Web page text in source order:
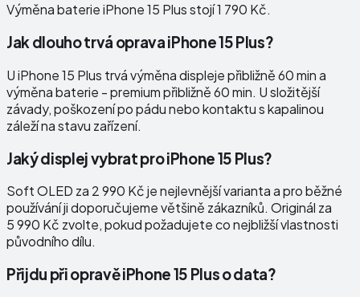
Výměna baterie iPhone 15 Plus stojí 1 790 Kč.
Jak dlouho trvá oprava iPhone 15 Plus?
U iPhone 15 Plus trvá výměna displeje přibližně 60 min a
výměna baterie - premium přibližně 60 min. U složitější
závady, poškození po pádu nebo kontaktu s kapalinou
záleží na stavu zařízení.
Jaký displej vybrat pro iPhone 15 Plus?
Soft OLED za 2 990 Kč je nejlevnější varianta a pro běžné
používání ji doporučujeme většině zákazníků. Originál za
5 990 Kč zvolte, pokud požadujete co nejbližší vlastnosti
původního dílu.
Přijdu při opravě iPhone 15 Plus o data?